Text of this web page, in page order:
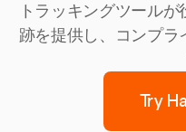
トラッキングツール
跡を提供し、コンプラ
Try